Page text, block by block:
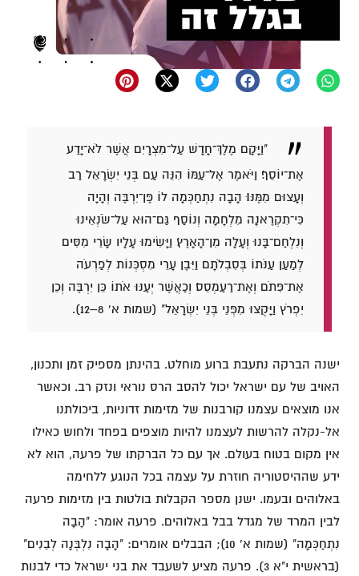
"וַיָּקָם מֶלֶךְ־חָדָשׁ עַל־מִצְרָיִם אֲשֶׁר לֹא־יָדַע
אֶת־יוֹסֵף׃ וַיֹּאמֶר אֶל־עַמּוֹ הִנֵּה עַם בְּנֵי יִשְׂרָאֵל רַב
וְעָצוּם מִמֶּנּוּ׃ הָבָה נִתְחַכְּמָה לוֹ פֶּן־יִרְבֶּה וְהָיָה
כִּי־תִקְרֶאנָה מִלְחָמָה וְנוֹסַף גַּם־הוּא עַל־שֹׂנְאֵינוּ
וְנִלְחַם־בָּנוּ וְעָלָה מִן־הָאָרֶץ׃ וַיָּשִׂימוּ עָלָיו שָׂרֵי מִסִּים
לְמַעַן עַנֹּתוֹ בְּסִבְלֹתָם וַיִּבֶן עָרֵי מִסְכְּנוֹת לְפַרְעֹה
אֶת־פִּתֹם וְאֶת־רַעַמְסֵס׃ וְכַאֲשֶׁר יְעַנּוּ אֹתוֹ כֵּן יִרְבֶּה וְכֵן
יִפְרֹץ וַיָּקֻצוּ מִפְּנֵי בְּנֵי יִשְׂרָאֵל" (שמות א' 8–12).
ישנה הברקה נתעבת ברוע מוחלט. בהינתן מספיק זמן ותכנון,
האויב של עם ישראל יכול להסב הרס נוראי ונזק רב. וכאשר
אנו מוצאים עצמנו קורבנות של מזימות זדוניות, ביכולתנו
אל-נקלה להרשות לעצמנו להיות מוצפים בפחד ולחוש כאילו
אין מקום בטוח בעולם. אך עם כל הברקתו של פרעה, הוא לא
ידע שההיסטוריה חוזרת על עצמה בכל הנוגע ללחימה
באלוהים ובעמו. ישנן מספר הקבלות בולטות בין מזימות פרעה
לבין המרד של מגדל בבל באלוהים. פרעה אומר: "הָבָה
נִתְחַכְּמָה" (שמות א' 10); הבבלים אומרים: "הָבָה נִלְבְּנָה לְבֵנִים"
(בראשית י"א 3). פרעה מציע לשעבד את בני ישראל כדי לבנות